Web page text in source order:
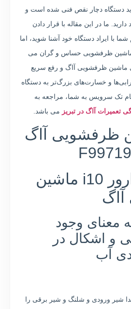
دستگاه دچار نقص فنی شده است و
دارید. ما در این مقاله با قرار دادن
با ایراد دستگاه خود آشنا شوید، اما
ماشین ظرفشویی حساس و گران می
ماشین ظرفشویی آاگ و رفع سریع
و خسارت‌های بزرگ‌تر به دستگاه
تک سرویس به شما، مراجعه‌ به
تعمیرات آاگ در تبریز می باشد.
ظرفشویی آاگ
کد خطا و ارور i10 ماشین
معنای وجود
و اشکال در
آب
شیر ورودی و شلنگ و شیر برقی را